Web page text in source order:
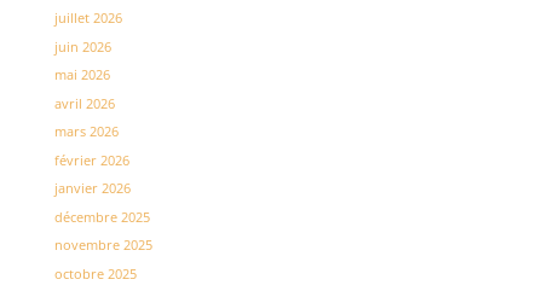
juillet 2026
juin 2026
mai 2026
avril 2026
mars 2026
février 2026
janvier 2026
décembre 2025
novembre 2025
octobre 2025